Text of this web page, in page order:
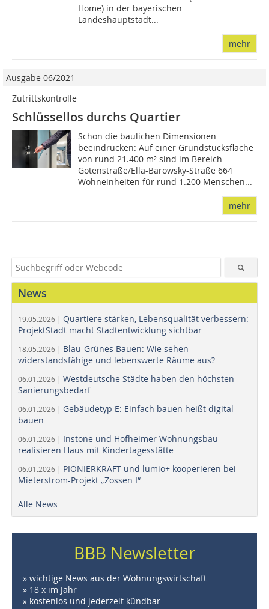
Home) in der bayerischen
Landeshauptstadt...
mehr
Ausgabe 06/2021
Zutrittskontrolle
Schlüssellos durchs Quartier
Schon die baulichen Dimensionen
beeindrucken: Auf einer Grundstücksfläche
von rund 21.400 m² sind im Bereich
Gotenstraße/Ella-Barowsky-Straße 664
Wohneinheiten für rund 1.200 Menschen...
mehr
News
19.05.2026 | Quartiere stärken, Lebensqualität verbessern:
ProjektStadt macht Stadtentwicklung sichtbar
18.05.2026 | Blau-Grünes Bauen: Wie sehen
widerstandsfähige und lebenswerte Räume aus?
06.01.2026 | Westdeutsche Städte haben den höchsten
Sanierungsbedarf
06.01.2026 | Gebäudetyp E: Einfach bauen heißt digital
bauen
06.01.2026 | Instone und Hofheimer Wohnungsbau
realisieren Haus mit Kindertagesstätte
06.01.2026 | PIONIERKRAFT und lumio+ kooperieren bei
Mieterstrom-Projekt „Zossen I“
Alle News
BBB Newsletter
» wichtige News aus der Wohnungswirtschaft
» 18 x im Jahr
» kostenlos und jederzeit kündbar